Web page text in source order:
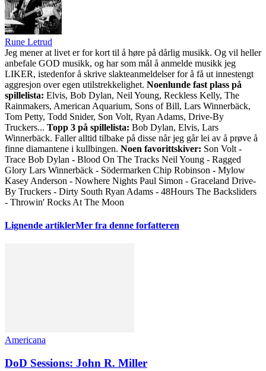
Rune Letrud
Jeg mener at livet er for kort til å høre på dårlig musikk. Og vil heller
anbefale GOD musikk, og har som mål å anmelde musikk jeg
LIKER, istedenfor å skrive slakteanmeldelser for å få ut innestengt
aggresjon over egen utilstrekkelighet. Noenlunde fast plass på
spillelista: Elvis, Bob Dylan, Neil Young, Reckless Kelly, The
Rainmakers, American Aquarium, Sons of Bill, Lars Winnerbäck,
Tom Petty, Todd Snider, Son Volt, Ryan Adams, Drive-By
Truckers... Topp 3 på spillelista: Bob Dylan, Elvis, Lars
Winnerbäck. Faller alltid tilbake på disse når jeg går lei av å prøve å
finne diamantene i kullbingen. Noen favorittskiver: Son Volt -
Trace Bob Dylan - Blood On The Tracks Neil Young - Ragged
Glory Lars Winnerbäck - Södermarken Chip Robinson - Mylow
Kasey Anderson - Nowhere Nights Paul Simon - Graceland Drive-
By Truckers - Dirty South Ryan Adams - 48Hours The Backsliders
- Throwin' Rocks At The Moon
Lignende artiklerMer fra denne forfatteren
Americana
DoD Sessions: John R. Miller